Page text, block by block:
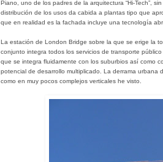
Piano, uno de los padres de la arquitectura “Hi-Tech”,
distribución de los usos da cabida a plantas tipo que
que en realidad es la fachada incluye una tecnología
La estación de London Bridge sobre la que se erige la
conjunto integra todos los servicios de transporte
que se integra fluidamente con los suburbios así como
potencial de desarrollo multiplicado. La derrama urbana
como en muy pocos complejos verticales he visto.